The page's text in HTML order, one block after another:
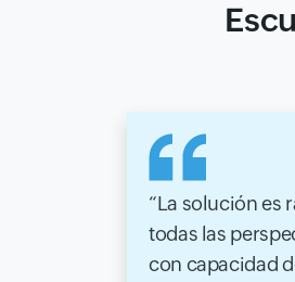
La solución es
todas las
con capacidad